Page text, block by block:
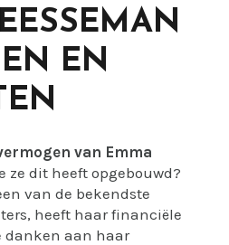
EN
van Emma
ze dit heeft opgebouwd?
van de bekendste
heeft haar financiële
danken aan haar